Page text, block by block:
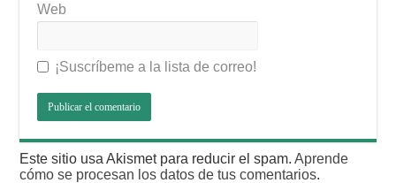
Web
¡Suscríbeme a la lista de correo!
Este sitio usa Akismet para reducir el spam.Aprende
cómo se procesan los datos de tus comentarios.